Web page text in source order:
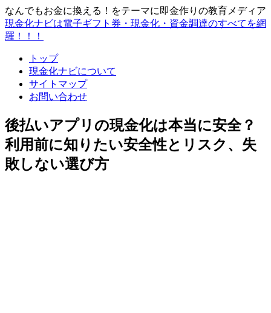
なんでもお金に換える！をテーマに即金作りの教育メディア
現金化ナビは電子ギフト券・現金化・資金調達のすべてを網
羅！！！
トップ
現金化ナビについて
サイトマップ
お問い合わせ
後払いアプリの現金化は本当に安全？
利用前に知りたい安全性とリスク、失
敗しない選び方